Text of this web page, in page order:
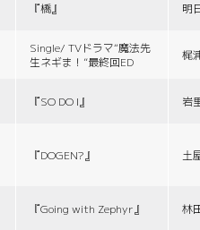
『橋』 明
Single/ TVドラマ“魔法先
生ネギま！”最終回ED
梶
『SO DO I』 岩
『DOGEN?』 土
『Going with Zephyr』 林